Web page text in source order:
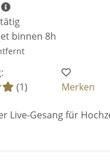
binnen 8h
(1)
Merken
Live-Gesang für